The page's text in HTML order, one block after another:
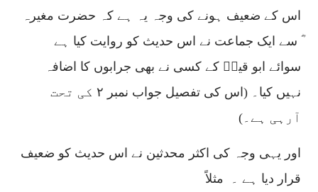
اس کے ضعیف ہونے کی وجہ یہ ہے کہ حضرت مغیرہ
ؓ سے ایک جماعت نے اس حدیث کو روایت کیا ہے
سوائے ابو قیسؒ کے کسی نے بھی جرابوں کا اضافہ
نہیں کیا۔ (اس کی تفصیل جواب نمبر ۲ کی تحت
آرہی ہے۔)
اور یہی وجہ کی اکثر محدثین نے اس حدیث کو ضعیف
قرار دیا ہے ۔
مثلاً